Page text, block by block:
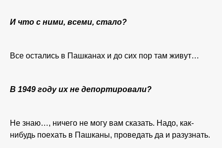
И что с ними, всеми, стало?
Все остались в Пашканах и до сих пор там живут…
В 1949 году их не депортировали?
Не знаю…, ничего не могу вам сказать. Надо, как-
нибудь поехать в Пашканы, проведать да и разузнать.